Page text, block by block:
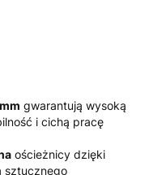
gwarantują wysoką
i cichą pracę
ościeżnicy dzięki
sztucznego